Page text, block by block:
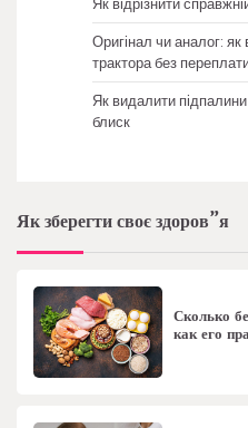
Оригінал чи аналог:
трактора без
Як видалити
блиск
Як зберегти своє здоров”я
Сколько
как его